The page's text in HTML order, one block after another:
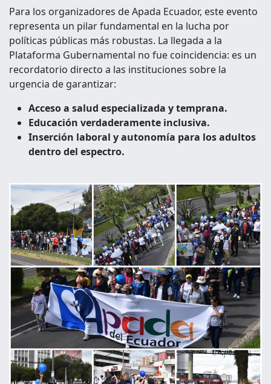
Para los organizadores de Apada Ecuador, este evento
representa un pilar fundamental en la lucha por
políticas públicas más robustas. La llegada a la
Plataforma Gubernamental no fue coincidencia: es un
recordatorio directo a las instituciones sobre la
urgencia de garantizar:
Acceso a salud especializada y temprana.
Educación verdaderamente inclusiva.
Inserción laboral y autonomía para los adultos
dentro del espectro.